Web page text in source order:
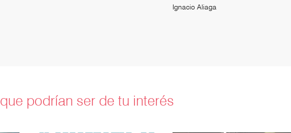
Ignacio Aliaga
que podrían ser de tu interés